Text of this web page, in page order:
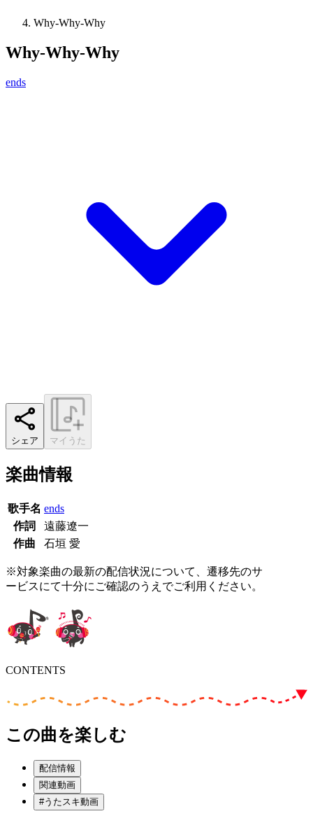
Why-Why-Why
Why-Why-Why
ends
シェア マイうた
楽曲情報
歌手名 ends
作詞
遠藤遼一
作曲
石垣 愛
※対象楽曲の最新の配信状況について、遷移先のサ
ービスにて十分にご確認のうえでご利用ください。
CONTENTS
この曲を楽しむ
配信情報
関連動画
#うたスキ動画